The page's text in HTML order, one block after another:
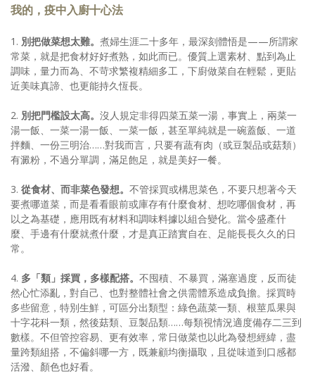
我的，疫中入廚十心法
1. 別把做菜想太難。 煮婦生涯二十多年，最深刻體悟是——所謂家
常菜，就是把食材好好煮熟，如此而已。優質上選素材、點到為止
調味，量力而為、不苛求繁複精細多工，下廚做菜自在輕鬆，更貼
近美味真諦、也更能持久恆長。
2. 別把門檻設太高。 沒人規定非得四菜五菜一湯，事實上，兩菜一
湯一飯、一菜一湯一飯、一菜一飯，甚至單純就是一碗蓋飯、一道
拌麵、一份三明治……對我而言，只要有蔬有肉（或豆製品或菇類）
有澱粉，不過分單調，滿足飽足，就是美好一餐。
3. 從食材、而非菜色發想。 不管採買或構思菜色，不要只想著今天
要煮哪道菜，而是看看眼前或庫存有什麼食材、想吃哪個食材，再
以之為基礎，應用既有材料和調味料據以組合變化。當令盛產什
麼、手邊有什麼就煮什麼，才是真正踏實自在、足能長長久久的日
常。
4. 多「類」採買，多樣配搭。 不囤積、不暴買，滿塞過度，反而徒
然心忙添亂，對自己、也對整體社會之供需體系造成負擔。採買時
多些留意，特別生鮮，可區分出類型：綠色蔬菜一類、根莖瓜果與
十字花科一類，然後菇類、豆製品類……每類視情況適度備存二三到
數樣。不但管控容易、更有效率，常日做菜也以此為發想經緯，盡
量跨類組搭，不偏斜哪一方，既兼顧均衡攝取，且從味道到口感都
活潑、顏色也好看。